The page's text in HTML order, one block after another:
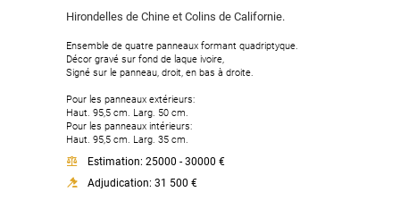
Hirondelles de Chine et Colins de Californie.
Ensemble de quatre panneaux formant quadriptyque.
Décor gravé sur fond de laque ivoire,
Signé sur le panneau, droit, en bas à droite.
Pour les panneaux extérieurs:
Haut. 95,5 cm. Larg. 50 cm.
Pour les panneaux intérieurs:
Haut. 95,5 cm. Larg. 35 cm.
Estimation: 25000 - 30000 €
Adjudication: 31 500 €